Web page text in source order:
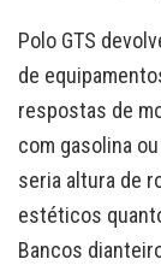
Polo GTS
de
respostas de
com gasolina
seria altura de
estéticos
Bancos